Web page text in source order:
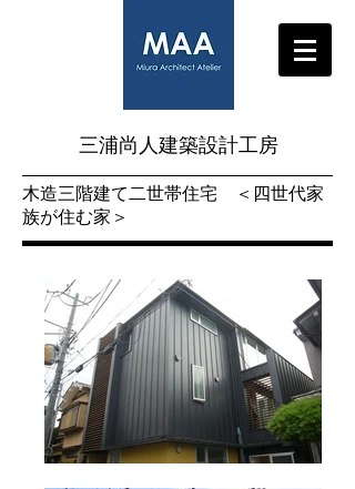
三浦尚人建築設計工房
​木造三階建て二世帯住宅 ＜四世代家
族が住む家＞